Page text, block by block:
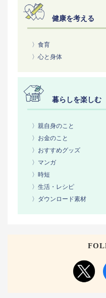
健康を考える
〉食育
〉心と身体
暮らしを楽しむ
〉親自身のこと
〉お金のこと
〉おすすめグッズ
〉マンガ
〉時短
〉生活・レシピ
〉ダウンロード素材